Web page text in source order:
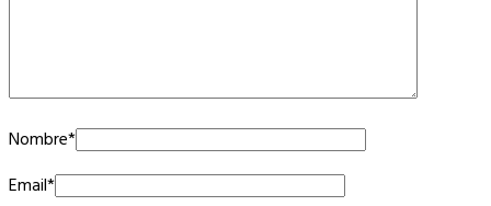
Nombre*
Email*